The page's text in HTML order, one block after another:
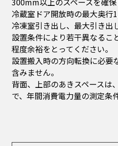
冷蔵室ドア開放時の最大奥行
冷凍室引き出し、最大引き出
設置条件により若干異なるこ
程度余裕をとってください。
設置搬入時の方向転換に必要
含みません。
背面、上部のあきスペースは
で、年間消費電力量の測定条